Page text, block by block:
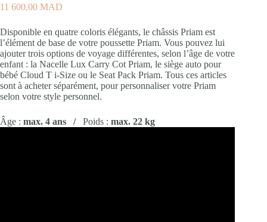
11 600,00 MAD
Disponible en quatre coloris élégants, le châssis Priam est
l’élément de base de votre poussette Priam. Vous pouvez lui
ajouter trois options de voyage différentes, selon l’âge de votre
enfant : la Nacelle Lux Carry Cot Priam, le siège auto pour
bébé Cloud T i-Size ou le Seat Pack Priam. Tous ces articles
sont à acheter séparément, pour personnaliser votre Priam
selon votre style personnel.
Âge : max. 4 ans / Poids : max. 22 kg